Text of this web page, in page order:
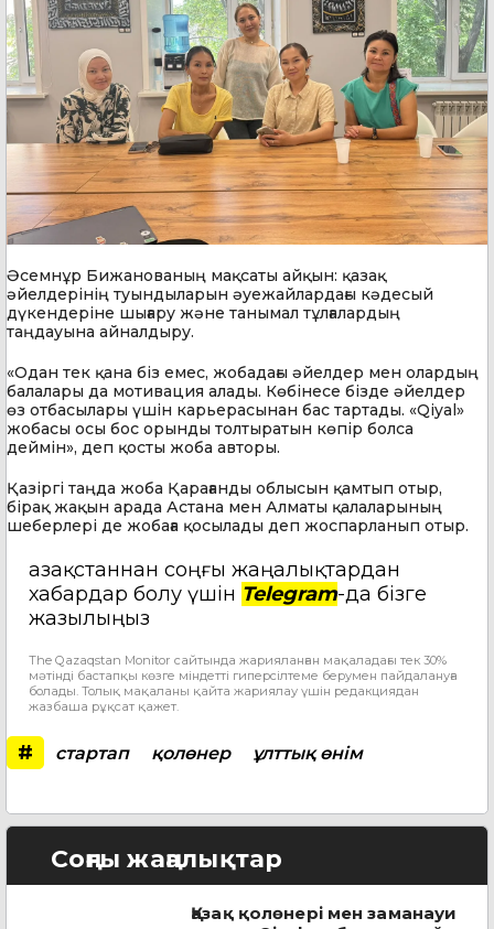
Әсемнұр Бижанованың мақсаты айқын: қазақ
әйелдерінің туындыларын әуежайлардағы кәдесый
дүкендеріне шығару және танымал тұлғалардың
таңдауына айналдыру.
«Одан тек қана біз емес, жобадағы әйелдер мен олардың
балалары да мотивация алады. Көбінесе бізде әйелдер
өз отбасылары үшін карьерасынан бас тартады. «Qiyal»
жобасы осы бос орынды толтыратын көпір болса
деймін», деп қосты жоба авторы.
Қазіргі таңда жоба Қарағанды облысын қамтып отыр,
бірақ жақын арада Астана мен Алматы қалаларының
шеберлері де жобаға қосылады деп жоспарланып отыр.
Қазақстаннан соңғы жаңалықтардан
хабардар болу үшін Telegram-да бізге
жазылыңыз
The Qazaqstan Monitor сайтында жарияланған мақаладағы тек 30%
мәтінді бастапқы көзге міндетті гиперсілтеме берумен пайдалануға
болады. Толық мақаланы қайта жариялау үшін редакциядан
жазбаша рұқсат қажет.
# стартап қолөнер ұлттық өнім
Соңғы жаңалықтар
Қазақ қолөнері мен заманауи